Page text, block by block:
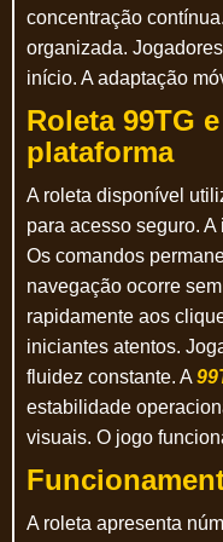
concentração
organizada.
início. A adaptação
Roleta 99TG
plataforma
A roleta disponível
para acesso seguro.
Os comandos
navegação ocorre
rapidamente aos
iniciantes atentos.
fluidez constante. A
estabilidade
visuais. O jogo
A roleta apresenta